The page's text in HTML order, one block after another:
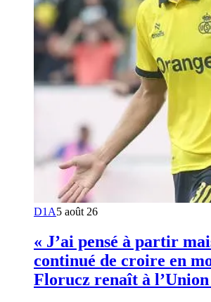
D1A5 août 26
« J’ai pensé à partir
continué de croire en
Florucz renaît à